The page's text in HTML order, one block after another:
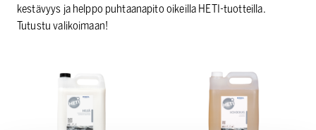
kestävyys ja helppo puhtaanapito oikeilla HETI-tuotteilla.
Tutustu valikoimaan!
Hohdokas